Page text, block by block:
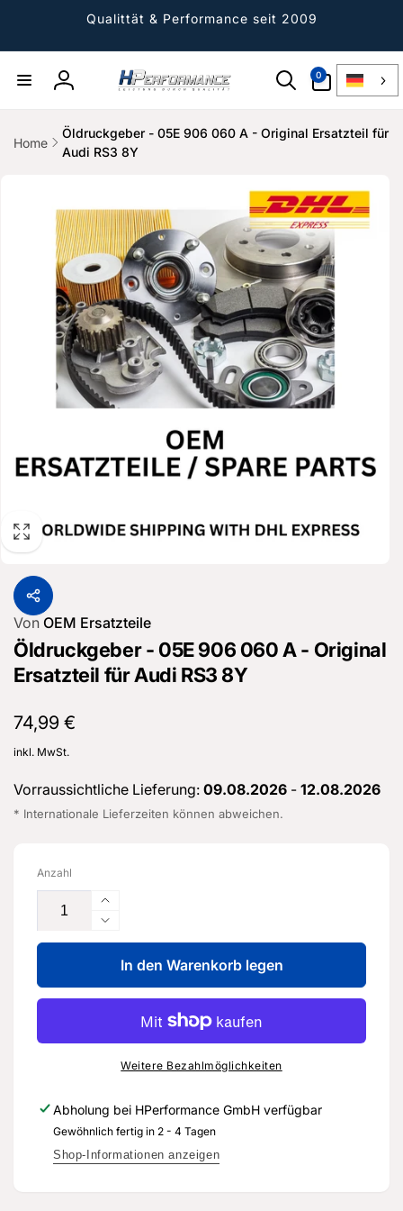
Qualittät & Performance seit 2009
Einloggen
0
Artikel
Home
Öldruckgeber - 05E 906 060 A - Original Ersatzteil für
Audi RS3 8Y
Von OEM Ersatzteile
Öldruckgeber - 05E 906 060 A - Original
Ersatzteil für Audi RS3 8Y
Normaler
Preis
74,99 €
inkl. MwSt.
Vorraussichtliche Lieferung: 09.08.2026 - 12.08.2026
* Internationale Lieferzeiten können abweichen.
Anzahl
Erhöhe
die
Menge
für
Öldruckgeber
-
906
060
Original
Ersatzteil
für
Verringere
die
Menge
für
Öldruckgeber
05E
906
-
Original
Ersatzteil
In den Warenkorb legen
Weitere Bezahlmöglichkeiten
Abholung bei HPerformance GmbH verfügbar
Gewöhnlich fertig in 2 - 4 Tagen
Shop-Informationen anzeigen